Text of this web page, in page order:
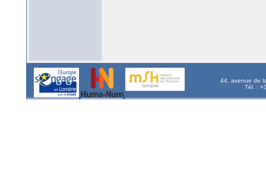
44, avenue de
Tél. :